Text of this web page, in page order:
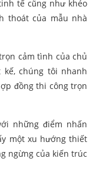
tế cũng như khéo
thoát của mẫu nhà
cảm tình của chủ
chúng tôi nhanh
đồng thi công trọn
những điểm nhấn
một xu hướng thiết
ngừng của kiến trúc